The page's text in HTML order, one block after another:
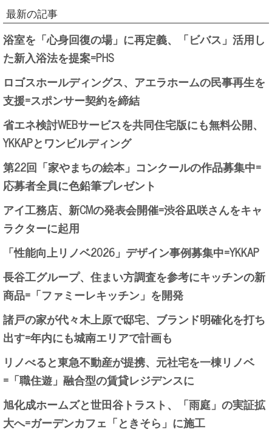
最新の記事
浴室を「心身回復の場」に再定義、「ビバス」活用し
た新入浴法を提案=PHS
ロゴスホールディングス、アエラホームの民事再生を
支援=スポンサー契約を締結
省エネ検討WEBサービスを共同住宅版にも無料公開、
YKKAPとワンビルディング
第22回「家やまちの絵本」コンクールの作品募集中=
応募者全員に色鉛筆プレゼント
アイ工務店、新CMの発表会開催=渋谷凪咲さんをキャ
ラクターに起用
「性能向上リノベ2026」デザイン事例募集中=YKKAP
長谷工グループ、住まい方調査を参考にキッチンの新
商品=「ファミーレキッチン」を開発
諸戸の家が代々木上原で邸宅、ブランド明確化を打ち
出す=年内にも城南エリアで計画も
リノべると東急不動産が提携、元社宅を一棟リノベ
=「職住遊」融合型の賃貸レジデンスに
旭化成ホームズと世田谷トラスト、「雨庭」の実証拡
大へ=ガーデンカフェ「ときそら」に施工